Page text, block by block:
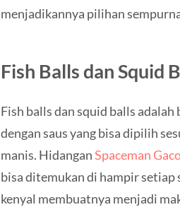
menjadikannya pilihan
Fish Balls dan Squid
Fish balls dan squid balls
dengan saus yang bisa dipilih
manis. HidanganSpaceman
bisa ditemukan di hampir setiap
kenyal membuatnya menjadi